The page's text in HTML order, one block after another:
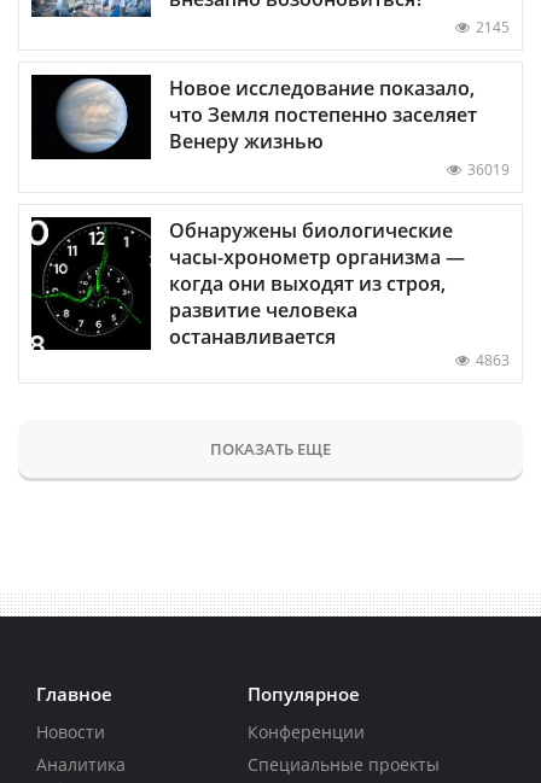
2145
Новое исследование показало,
что Земля постепенно заселяет
Венеру жизнью
36019
Обнаружены биологические
часы-хронометр организма —
когда они выходят из строя,
развитие человека
останавливается
4863
ПОКАЗАТЬ ЕЩЕ
Главное
Новости
Аналитика
Популярное
Конференции
Специальные проекты